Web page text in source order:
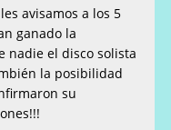
avisamos a los 5
ganado la
nadie el disco solista
la posibilidad
su